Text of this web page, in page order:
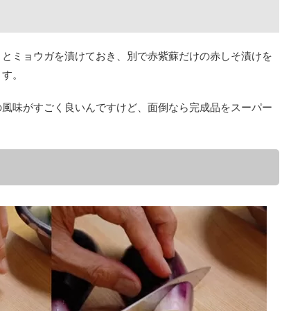
ミョウガを漬けておき、別で赤紫蘇だけの赤しそ漬けを
。
味がすごく良いんですけど、面倒なら完成品をスーパー